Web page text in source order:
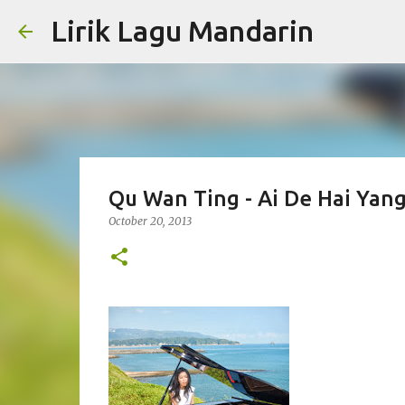
Lirik Lagu Mandarin
Qu Wan Ting - Ai De Hai
October 20, 2013